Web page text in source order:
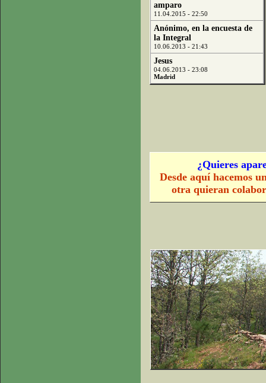
amparo
11.04.2015 - 22:50
Anónimo, en la encuesta de
la Integral
10.06.2013 - 21:43
Jesus
04.06.2013 - 23:08
Madrid
¿Quieres
Desde aquí hacemos
otra quieran